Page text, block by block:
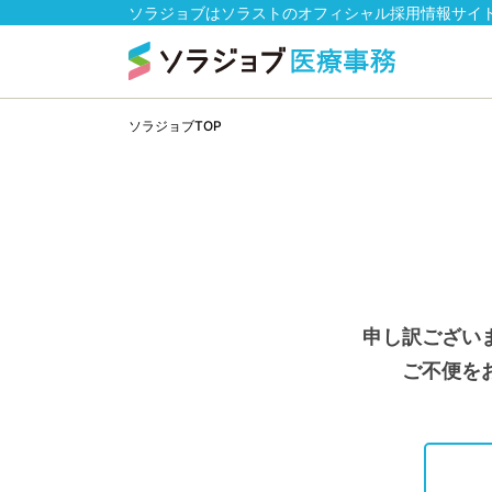
ソラジョブはソラストのオフィシャル採用情報サイ
ソラジョブTOP
申し訳ござい
ご不便を